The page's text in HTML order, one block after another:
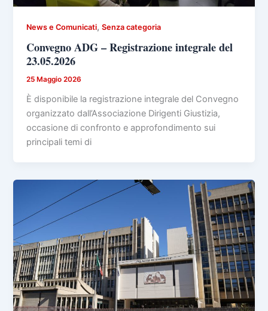
News e Comunicati,Senza categoria
Convegno ADG – Registrazione integrale del
23.05.2026
25 Maggio 2026
È disponibile la registrazione integrale del Convegno
organizzato dall’Associazione Dirigenti Giustizia,
occasione di confronto e approfondimento sui
principali temi di